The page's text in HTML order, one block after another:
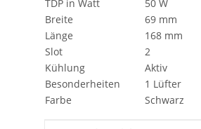
TDP in Watt
50 W
Breite
69 mm
Länge
168 mm
Slot
2
Kühlung
Aktiv
Besonderheiten
1 Lüfter
Farbe
Schwarz